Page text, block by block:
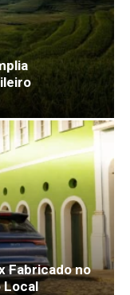
Fabricado no
Local